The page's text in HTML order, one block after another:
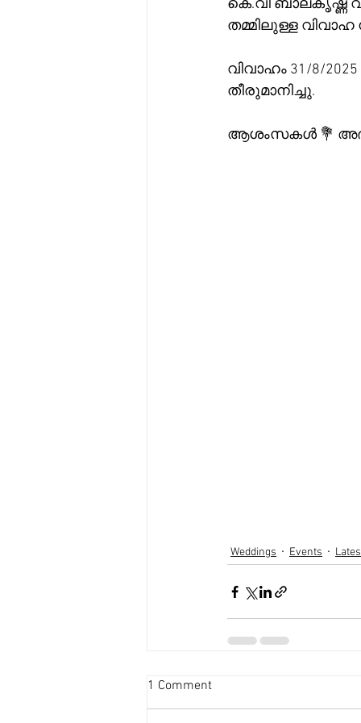
കെ.വി ബാലകൃഷ്ണ
തമ്മിലുള്ള വിവാഹ
വിവാഹം 31/8/
തീരുമാനിച്ചു.
ആശംസകൾ 💐
Weddings Events
1 Comment